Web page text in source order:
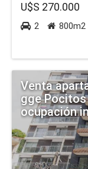
U$S 270.000
2 800m2
Venta
gge
ocupación